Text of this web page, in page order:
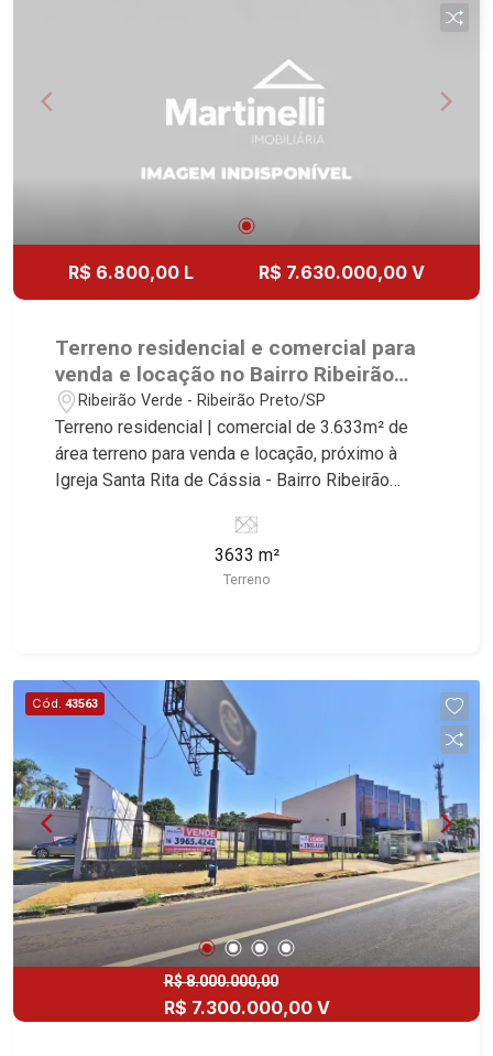
R$ 6.800,00 L R$ 7.630.000,00 V
Terreno residencial e comercial para
venda e locação no Bairro Ribeirão
Verde, próximo à Igreja Santa Rita de
Cássia - Ribeirão Preto/SP.
Ribeirão Verde - Ribeirão Preto/SP
Terreno residencial | comercial de 3.633m² de
área terreno para venda e locação, próximo à
Igreja Santa Rita de Cássia - Bairro Ribeirão
características deste imóvel que a Martinelli
Imobiliária selecionou para você: - 3.633m² de
Boa Vista | Ribeirão Preto.
3633 m²
Terreno
Cód. 43563
R$ 8.000.000,00
R$ 7.300.000,00 V